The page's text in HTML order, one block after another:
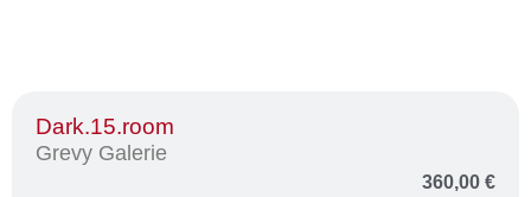
Dark.15.room
Grevy Galerie
360,00 €